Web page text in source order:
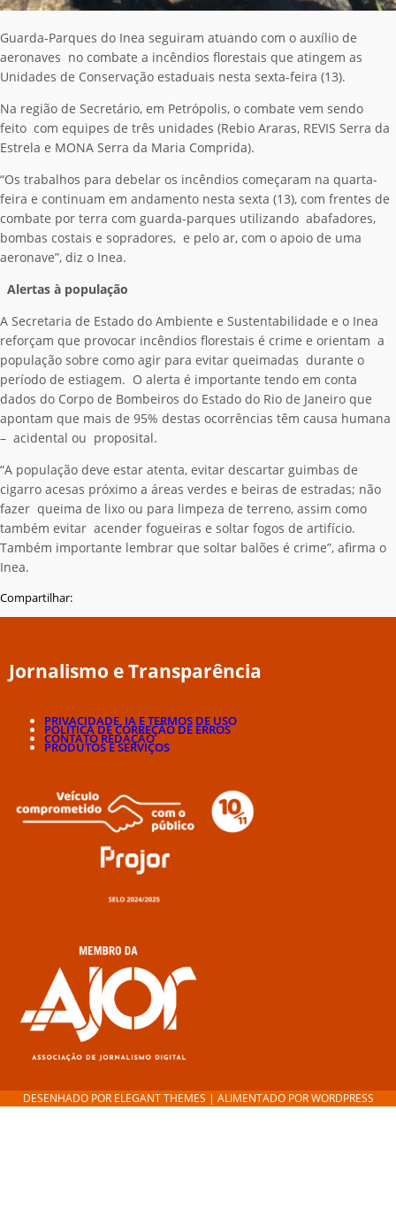
Guarda-Parques do Inea seguiram atuando com o auxílio de
aeronaves no combate a incêndios florestais que atingem as
Unidades de Conservação estaduais nesta sexta-feira (13).
Na região de Secretário, em Petrópolis, o combate vem sendo
feito com equipes de três unidades (Rebio Araras, REVIS Serra da
Estrela e MONA Serra da Maria Comprida).
“Os trabalhos para debelar os incêndios começaram na quarta-
feira e continuam em andamento nesta sexta (13), com frentes de
combate por terra com guarda-parques utilizando abafadores,
bombas costais e sopradores, e pelo ar, com o apoio de uma
aeronave”, diz o Inea.
Alertas à população
A Secretaria de Estado do Ambiente e Sustentabilidade e o Inea
reforçam que provocar incêndios florestais é crime e orientam a
população sobre como agir para evitar queimadas durante o
período de estiagem. O alerta é importante tendo em conta
dados do Corpo de Bombeiros do Estado do Rio de Janeiro que
apontam que mais de 95% destas ocorrências têm causa humana
– acidental ou proposital.
“A população deve estar atenta, evitar descartar guimbas de
cigarro acesas próximo a áreas verdes e beiras de estradas; não
fazer queima de lixo ou para limpeza de terreno, assim como
também evitar acender fogueiras e soltar fogos de artifício.
Também importante lembrar que soltar balões é crime”, afirma o
Inea.
Compartilhar:
Jornalismo e Transparência
PRIVACIDADE, IA E TERMOS DE USO
POLÍTICA DE CORREÇÃO DE ERROS
CONTATO REDAÇÃO
PRODUTOS E SERVIÇOS
DESENHADO POR ELEGANT THEMES | ALIMENTADO PORWORDPRESS